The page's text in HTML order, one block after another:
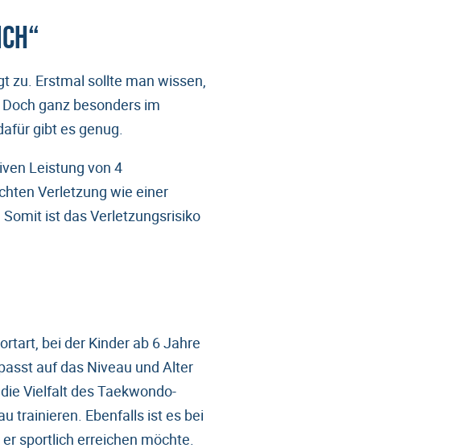
zu. Erstmal sollte man wissen,
ganz besonders im
gibt es genug.
Leistung von 4
Verletzung wie einer
ist das Verletzungsrisiko
bei der Kinder ab 6 Jahre
auf das Niveau und Alter
Vielfalt des Taekwondo-
trainieren. Ebenfalls ist es bei
sportlich erreichen möchte.